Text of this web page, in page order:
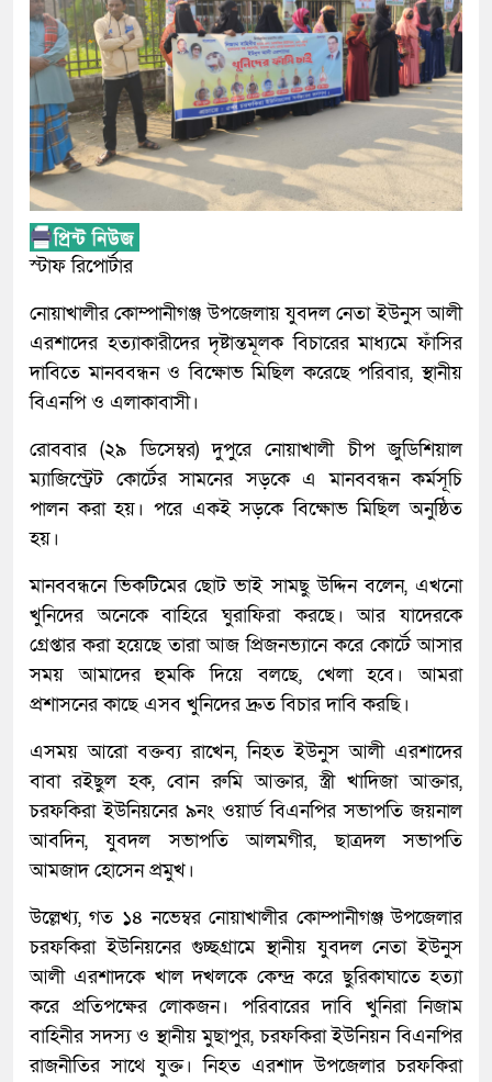
স্টাফ রিপোর্টার
নোয়াখালীর কোম্পানীগঞ্জ উপজেলায় যুবদল নেতা ইউনুস আলী
এরশাদের হত্যাকারীদের দৃষ্টান্তমূলক বিচারের মাধ্যমে ফাঁসির
দাবিতে মানববন্ধন ও বিক্ষোভ মিছিল করেছে পরিবার, স্থানীয়
বিএনপি ও এলাকাবাসী।
রোববার (২৯ ডিসেম্বর) দুপুরে নোয়াখালী চীপ জুডিশিয়াল
ম্যাজিস্ট্রেট কোর্টের সামনের সড়কে এ মানববন্ধন কর্মসূচি
পালন করা হয়। পরে একই সড়কে বিক্ষোভ মিছিল অনুষ্ঠিত
হয়।
মানববন্ধনে ভিকটিমের ছোট ভাই সামছু উদ্দিন বলেন, এখনো
খুনিদের অনেকে বাহিরে ঘুরাফিরা করছে। আর যাদেরকে
গ্রেপ্তার করা হয়েছে তারা আজ প্রিজনভ্যানে করে কোর্টে আসার
সময় আমাদের হুমকি দিয়ে বলছে, খেলা হবে। আমরা
প্রশাসনের কাছে এসব খুনিদের দ্রুত বিচার দাবি করছি।
এসময় আরো বক্তব্য রাখেন, নিহত ইউনুস আলী এরশাদের
বাবা রইছুল হক, বোন রুমি আক্তার, স্ত্রী খাদিজা আক্তার,
চরফকিরা ইউনিয়নের ৯নং ওয়ার্ড বিএনপির সভাপতি জয়নাল
আবদিন, যুবদল সভাপতি আলমগীর, ছাত্রদল সভাপতি
আমজাদ হোসেন প্রমুখ।
উল্লেখ্য, গত ১৪ নভেম্বর নোয়াখালীর কোম্পানীগঞ্জ উপজেলার
চরফকিরা ইউনিয়নের গুচ্ছগ্রামে স্থানীয় যুবদল নেতা ইউনুস
আলী এরশাদকে খাল দখলকে কেন্দ্র করে ছুরিকাঘাতে হত্যা
করে প্রতিপক্ষের লোকজন। পরিবারের দাবি খুনিরা নিজাম
বাহিনীর সদস্য ও স্থানীয় মুছাপুর, চরফকিরা ইউনিয়ন বিএনপির
রাজনীতির সাথে যুক্ত। নিহত এরশাদ উপজেলার চরফকিরা